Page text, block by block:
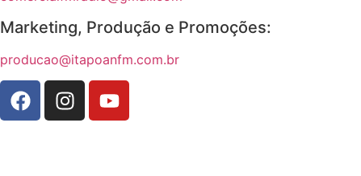
Marketing, Produção e Promoções:
producao@itapoanfm.com.br